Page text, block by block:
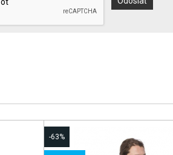
-63%